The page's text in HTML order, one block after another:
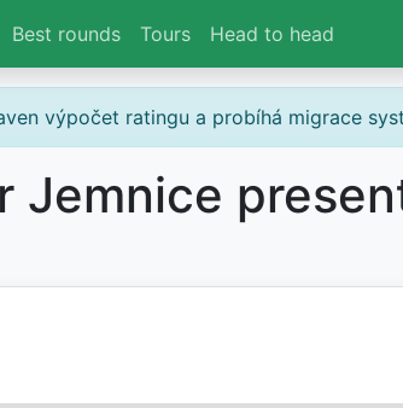
Best rounds Tours Head to head
výpočet ratingu a probíhá migrace
Jemnice